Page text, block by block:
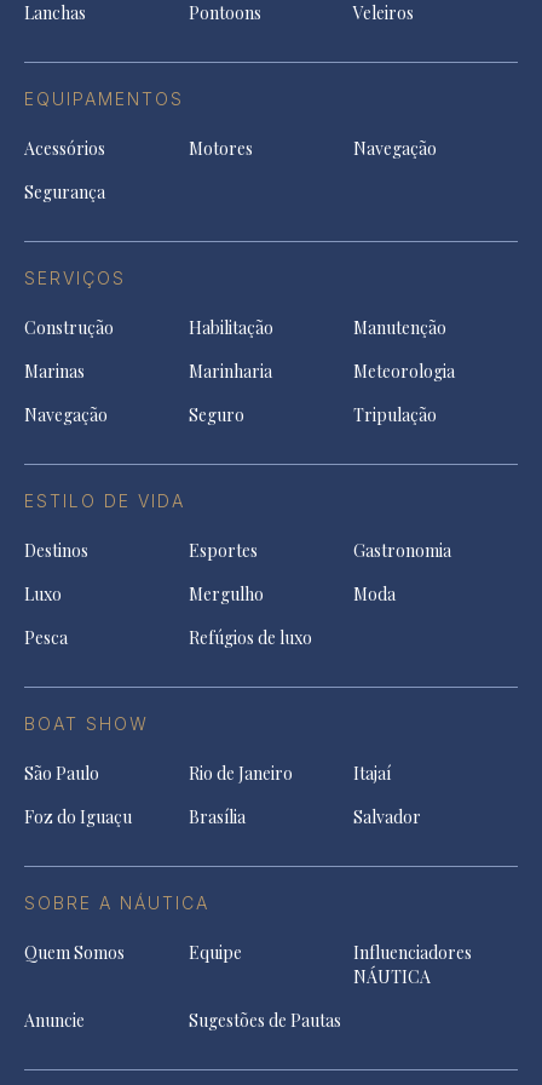
Lanchas
Pontoons Veleiros
EQUIPAMENTOS
Acessórios Motores
Navegação
Segurança
SERVIÇOS
Construção Habilitação
Manutenção
Marinas
Marinharia
Meteorologia
Navegação
Seguro Tripulação
ESTILO DE VIDA
Destinos Esportes
Gastronomia
Luxo
Mergulho
Moda
Pesca
Refúgios de luxo
BOAT SHOW
São Paulo Rio de Janeiro
Itajaí
Foz do Iguaçu
Brasília Salvador
SOBRE A NÁUTICA
Quem Somos Equipe
Influenciadores
NÁUTICA
Anuncie
Sugestões de Pautas